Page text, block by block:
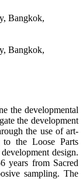
Bangkok,
Bangkok,
the developmental
the development
the use of art-
to the Loose Parts
design.
years from Sacred
sampling. The